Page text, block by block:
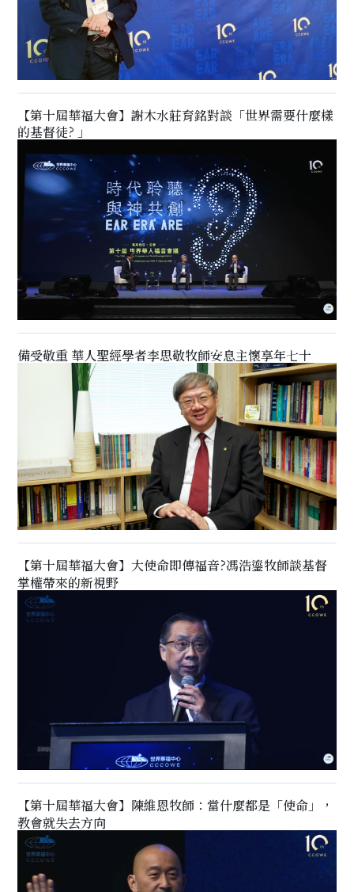
【第十屆華福大會】謝木水莊育銘對談「世界需要什麼樣
的基督徒? 」
備受敬重 華人聖經學者李思敬牧師安息主懷享年七十
【第十屆華福大會】大使命即傳福音?馮浩鎏牧師談基督
掌權帶來的新視野
【第十屆華福大會】陳維恩牧師：當什麼都是「使命」，
教會就失去方向